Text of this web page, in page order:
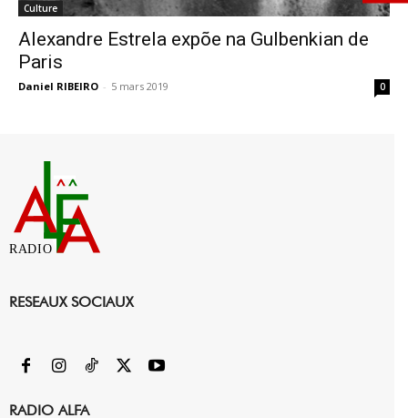
Culture
Alexandre Estrela expõe na Gulbenkian de
Paris
Daniel RIBEIRO - 5 mars 2019 0
RADIO
RESEAUX SOCIAUX
RADIO ALFA